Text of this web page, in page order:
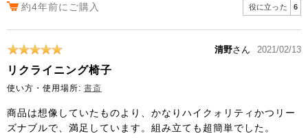
約4年前にご購入 役に立った 6
清野さん 2021/02/13
リクライニング椅子
使い方・使用場所: 書斎
商品は想像していたものより、かなりハイクォリティかつリー
ズナブルで、満足しています。組み立ても超簡単でした。